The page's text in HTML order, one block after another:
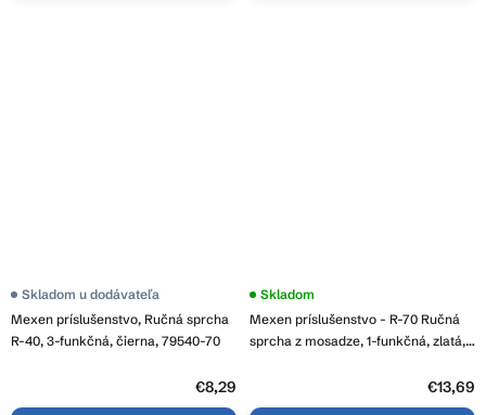
Mexen príslušenstvo, Ručná sprcha
R-40, 3-funkčná, čierna, 79540-70
Skladom u dodávateľa
€8,29
Mexen príslušenstvo - R-70 Ručná
sprcha z mosadze, 1-funkčná, zlatá,
Skladom
€13,69